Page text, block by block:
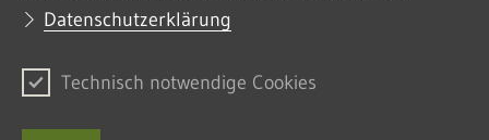
Datenschutzerklärung
Technisch notwendige Cookies